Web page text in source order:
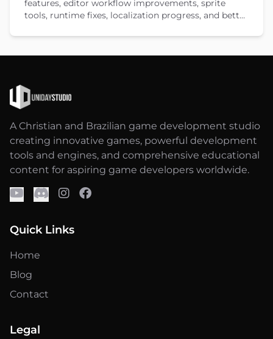
features, editor workflow improvements, sprite
tools, runtime fixes, localization progress, and better
A Christian and Brazilian game development studio
creating innovative games, powerful development
tools and engines, and comprehensive educational
content for aspiring game developers worldwide.
Quick Links
Home
Blog
Contact
Legal